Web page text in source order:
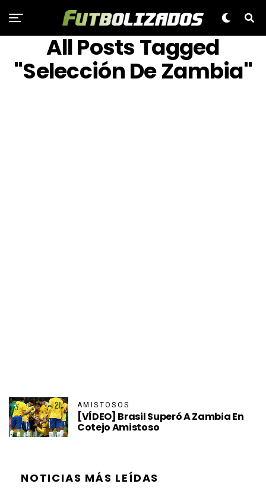
All Posts Tagged
"Selección De Zambia"
AMISTOSOS
[VÍDEO] Brasil Superó A Zambia En
Cotejo Amistoso
NOTICIAS MÁS LEÍDAS